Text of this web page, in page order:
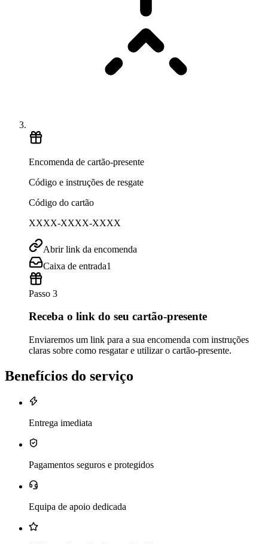
Encomenda de cartão-presente
Código e instruções de resgate
Código do cartão
XXXX-XXXX-XXXX
Abrir link da encomenda
Caixa de entrada1
Passo 3
Receba o link do seu cartão-presente
Enviaremos um link para a sua encomenda com instruções
claras sobre como resgatar e utilizar o cartão-presente.
Benefícios do serviço
Entrega imediata
Pagamentos seguros e protegidos
Equipa de apoio dedicada